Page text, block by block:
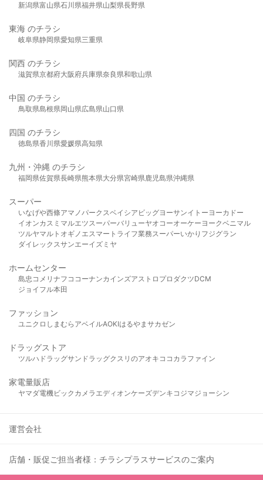
新潟県富山県石川県福井県山梨県長野県
東海 のチラシ
岐阜県静岡県愛知県三重県
関西 のチラシ
滋賀県京都府大阪府兵庫県奈良県和歌山県
中国 のチラシ
鳥取県島根県岡山県広島県山口県
四国 のチラシ
徳島県香川県愛媛県高知県
九州・沖縄 のチラシ
福岡県佐賀県長崎県熊本県大分県宮崎県鹿児島県沖縄県
スーパー
いなげや西條アマノパークスベイシア ビッグヨーサンイトーヨーカドー
イオンカスミ マルエツスーパーバリューヤオコーオーケー ヨークベニマル
ツルヤマルト オギノ エスマート ライフ業務スーパーいかり フジグラン
ダイレックスサンエーイズミヤ
ホームセンター
島忠 コメリ ナフコ コーナンカインズアストロプロダクツDCM
ジョイフル本田
ファッション
ユニクロ しまむら アベイルAOKIはるやま サカゼン
ドラッグストア
ツルハドラッグサンドラッグクスリのアオキ ココカラファイン
家電量販店
ヤマダ電機ビックカメラ エディオンケーズデンキ コジマジョーシン
運営会社
店舗・販促ご担当者様：チラシプラスサービスのご案内